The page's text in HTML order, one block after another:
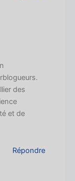
des
et de
Répondre